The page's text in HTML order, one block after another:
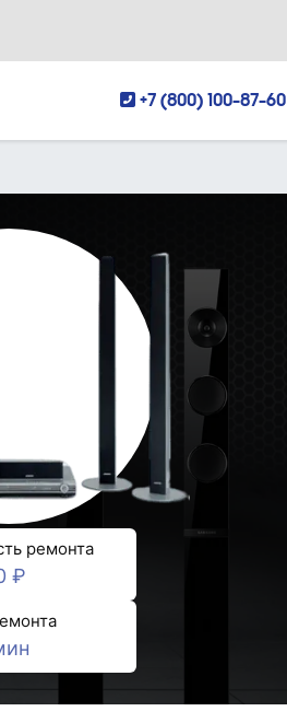
+7 (800) 100-87-60
ремонта
₽